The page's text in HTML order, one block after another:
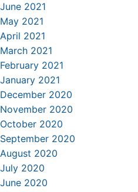
June 2021
May 2021
April 2021
March 2021
February 2021
January 2021
December 2020
November 2020
October 2020
September 2020
August 2020
July 2020
June 2020